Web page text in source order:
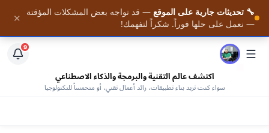
📚 احصل على أحدث المقالات فور نشرها — مع وصول كامل
لمكتبتنا من الكتب المجانية —افتح المكتبة
9
اكتشف عالم التقنية والبرمجة والذكاء الاصطناعي
سواء كنت تريد بناء تطبيقات، رائد أعمال تقني، أو متحمساً للتكنولوجيا
الرئيسية
🔧 تحديثات جارية على الموقع — قد تواجه بعض المشكلات المؤقتة
— نعمل على حلها فوراً. شكراً لتفهمك!
✕